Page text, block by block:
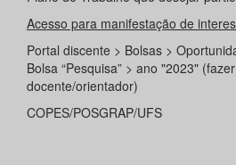
Acesso para manifestação de
Portal discente > Bolsas >
Bolsa “Pesquisa” > ano "2023"
docente/orientador)
COPES/POSGRAP/UFS